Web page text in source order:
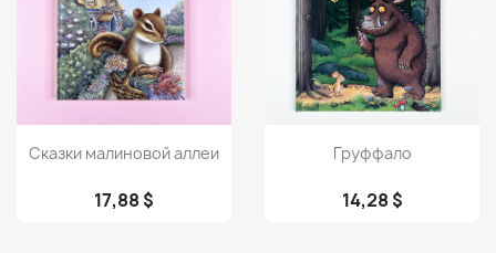
Просмотр
Сказки малиновой аллеи
17,88 $
Просмотр
Груффало
14,28 $